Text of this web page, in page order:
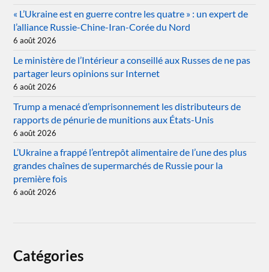
« L’Ukraine est en guerre contre les quatre » : un expert de
l’alliance Russie-Chine-Iran-Corée du Nord
6 août 2026
Le ministère de l’Intérieur a conseillé aux Russes de ne pas
partager leurs opinions sur Internet
6 août 2026
Trump a menacé d’emprisonnement les distributeurs de
rapports de pénurie de munitions aux États-Unis
6 août 2026
L’Ukraine a frappé l’entrepôt alimentaire de l’une des plus
grandes chaînes de supermarchés de Russie pour la
première fois
6 août 2026
Catégories